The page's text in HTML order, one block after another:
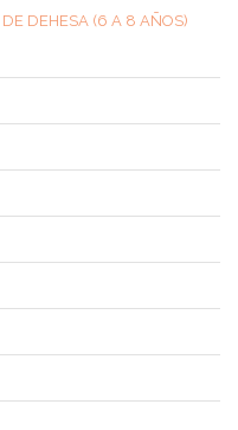
DEHESA (6 A 8 AÑOS)